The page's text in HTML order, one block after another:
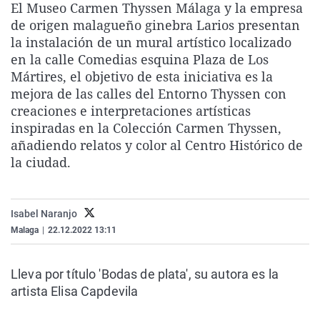
La rosa de los vientos
Gente viajera
Como el perro y el
Caso
Retornados
Equipo de
Operación Viuda
Extremadura
Galicia
La Rioja
Navarra
País Vasco
Virales
Televisión
Elecciones
El Museo Carmen Thyssen Málaga y la empresa
de origen malagueño ginebra Larios presentan
la instalación de un mural artístico localizado
en la calle Comedias esquina Plaza de Los
Mártires, el objetivo de esta iniciativa es la
mejora de las calles del Entorno Thyssen con
creaciones e interpretaciones artísticas
inspiradas en la Colección Carmen Thyssen,
añadiendo relatos y color al Centro Histórico de
la ciudad.
Isabel Naranjo
Malaga 22.12.2022 13:11
Lleva por título 'Bodas de plata', su autora es la
artista Elisa Capdevila